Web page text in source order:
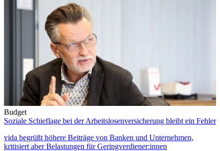
Budget
Soziale Schieflage bei der Arbeitslosenversicherung bleibt ein Fehler
vida begrüßt höhere Beiträge von Banken und Unternehmen,
kritisiert aber Belastungen für Geringverdiener:innen